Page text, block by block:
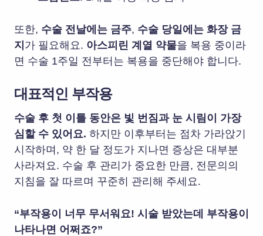
또한, 수술 전날에는 금주, 수술 당일에는 화장 금
지 가 필요해요. 아스피린 계열 약물을 복용 중이라
면 수술 1주일 전부터는 복용을 중단해야 합니다.
대표적인 부작용
수술 후 첫 이틀 동안은 빛 번짐과 눈 시림이 가장
심할 수 있어요. 하지만 이후부터는 점차 가라앉기
시작하며, 약 한 달 정도가 지나면 증상은 대부분
사라져요. 수술 후 관리가 중요한 만큼, 전문의의
지침을 잘 따르며 꾸준히 관리해 주세요.
“부작용이 너무 무서워요! 시술 받았는데 부작용이
나타나면 어쩌죠?”